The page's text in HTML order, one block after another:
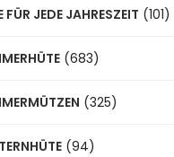
FÜR JEDE JAHRESZEIT (101)
(683)
(325)
(94)